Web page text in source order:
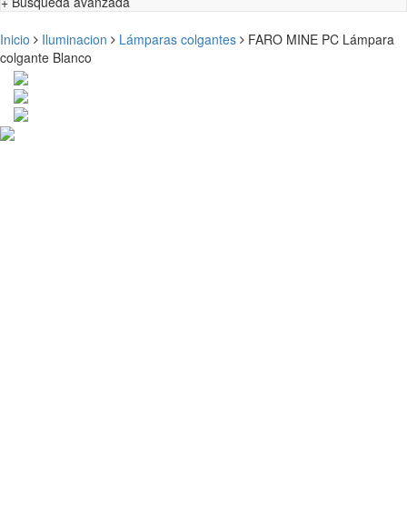
Inicio Iluminacion Lámparas colgantes
FARO MINE PC Lámpara
colgante Blanco